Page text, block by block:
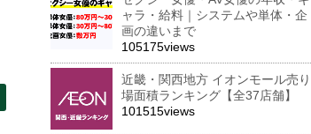
ャラ・給料｜システムや単体・企
画の違いまで
105175views
近畿・関西地方 イオンモール売り
場面積ランキング【全37店舗】
101515views